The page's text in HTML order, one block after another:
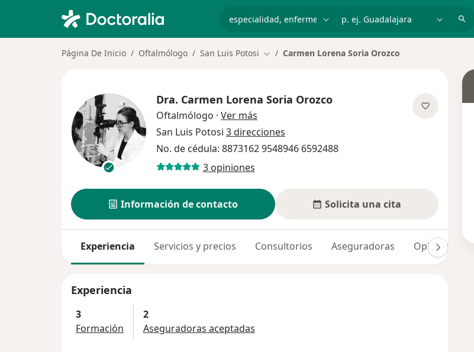
Página De Inicio Oftalmólogo San Luis Potosi Cambiar de ciudad
Carmen Lorena Soria Orozco
Dra. Carmen Lorena Soria Orozco
Oftalmólogo · Ver más
San Luis Potosi 3 direcciones
No. de cédula: 8873162 9548946 6592488
3 opiniones
Información de contacto Solicita una cita
Experiencia Servicios y precios Consultorios Aseguradoras Opiniones (3)
Experiencia
3
Formación
2
Aseguradoras aceptadas